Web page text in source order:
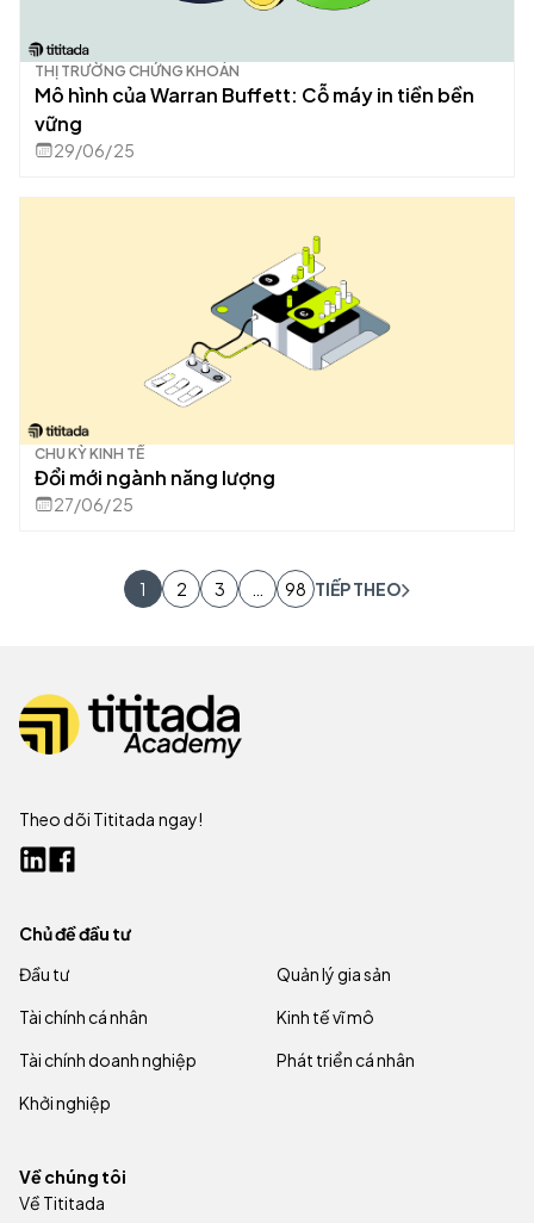
THỊ TRƯỜNG CHỨNG KHOÁN
Mô hình của Warran Buffett: Cỗ máy in tiền bền
vững
29/06/25
CHU KỲ KINH TẾ
Đổi mới ngành năng lượng
27/06/25
1 2 3 98 TIẾP THEO
Theo dõi Tititada ngay!
Chủ đề đầu tư
Đầu tư
Quản lý gia sản
Tài chính cá nhân
Kinh tế vĩ mô
Tài chính doanh nghiệp
Phát triển cá nhân
Khởi nghiệp
Về chúng tôi
Về Tititada